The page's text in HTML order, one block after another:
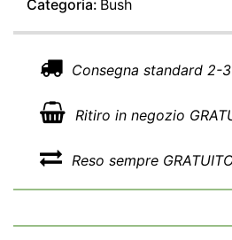
Categoria: Bush
Consegna standard 2-
Ritiro in negozio
Reso sempre